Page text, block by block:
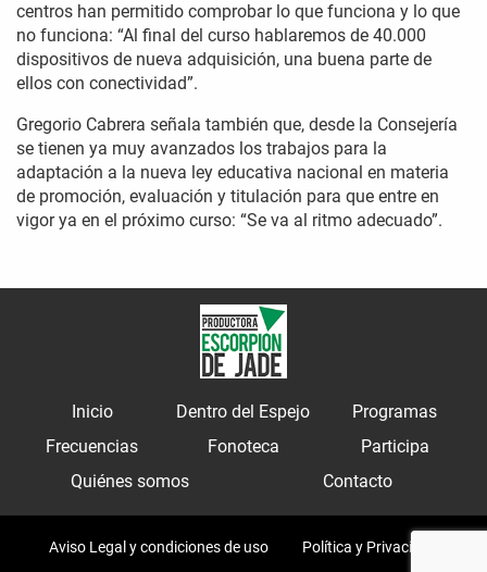
centros han permitido comprobar lo que funciona y lo que
no funciona: “Al final del curso hablaremos de 40.000
dispositivos de nueva adquisición, una buena parte de
ellos con conectividad”.
Gregorio Cabrera señala también que, desde la Consejería
se tienen ya muy avanzados los trabajos para la
adaptación a la nueva ley educativa nacional en materia
de promoción, evaluación y titulación para que entre en
vigor ya en el próximo curso: “Se va al ritmo adecuado”.
Inicio Dentro del Espejo
Programas
Frecuencias
Fonoteca
Participa
Quiénes somos
Contacto
Aviso Legal y condiciones de uso
Política y Privacidad